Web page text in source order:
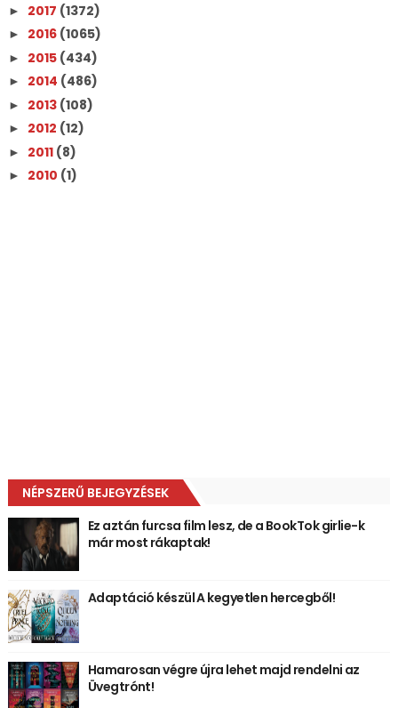
► 2017 (1372)
► 2016 (1065)
► 2015 (434)
► 2014 (486)
► 2013 (108)
► 2012 (12)
► 2011 (8)
► 2010 (1)
NÉPSZERŰ BEJEGYZÉSEK
Ez aztán furcsa film lesz, de a BookTok girlie-k
már most rákaptak!
Adaptáció készül A kegyetlen hercegből!
Hamarosan végre újra lehet majd rendelni az
Üvegtrónt!